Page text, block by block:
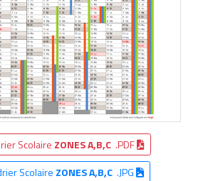
Scolaire ZONES A,B,C .PDF
Scolaire ZONES A,B,C.JPG